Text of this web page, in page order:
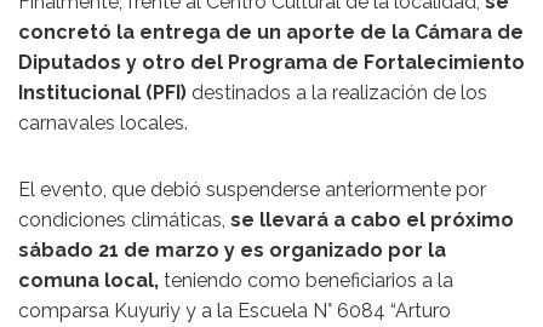
concretó la entrega de un aporte de la Cámara de
Diputados y otro del Programa de Fortalecimiento
Institucional (PFI) destinados a la realización de los
carnavales locales.
El evento, que debió suspenderse anteriormente por
condiciones climáticas, se llevará a cabo el próximo
sábado 21 de marzo y es organizado por la
comuna local, teniendo como beneficiarios a la
comparsa Kuyuriy y a la Escuela N° 6084 “Arturo